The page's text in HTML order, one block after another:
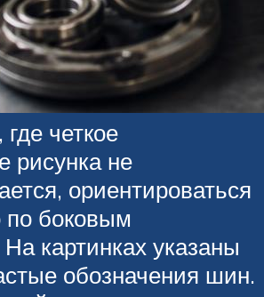
четкое
рисунка не
ориентироваться
по боковым
картинках указаны
обозначения шин.